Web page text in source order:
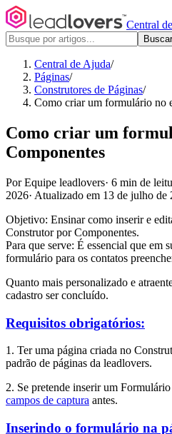
Central
Buscar
Central de Ajuda/
Páginas/
Construtores de Páginas/
Como criar um formulário no
Como criar um
Componentes
Por Equipe leadlovers· 6 min de
2026· Atualizado em 13 de julho de
Objetivo: Ensinar como inserir e
Construtor por Componentes.
Para que serve: É essencial que em
formulário para os contatos
Quanto mais personalizado e
cadastro ser concluído.
Requisitos obrigatórios:
1. Ter uma página criada no
padrão de páginas da leadlovers.
2. Se pretende inserir um
campos de captura antes.
Inserindo o formulário na